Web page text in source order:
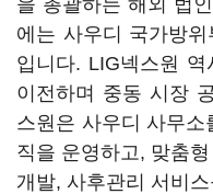
을 총괄하는 해외 법
에는 사우디 국가방
입니다. LIG넥스원
이전하며 중동 시장
스원은 사우디 사무소
직을 운영하고, 맞춤
개발, 사후관리 서비